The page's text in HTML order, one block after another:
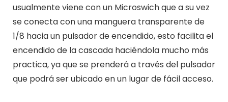
usualmente viene con un Microswich que a su vez
se conecta con una manguera transparente de
1/8 hacia un pulsador de encendido, esto facilita el
encendido de la cascada haciéndola mucho más
practica, ya que se prenderá a través del pulsador
que podrá ser ubicado en un lugar de fácil acceso.